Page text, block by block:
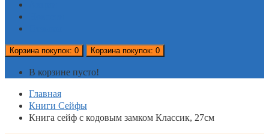
Корзинапокупок: 0 Корзинапокупок: 0
В корзине пусто!
Главная
Книги Сейфы
Книга сейф с кодовым замком Классик, 27см